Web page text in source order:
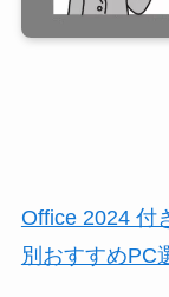
Office 2024 付
別おすすめPC